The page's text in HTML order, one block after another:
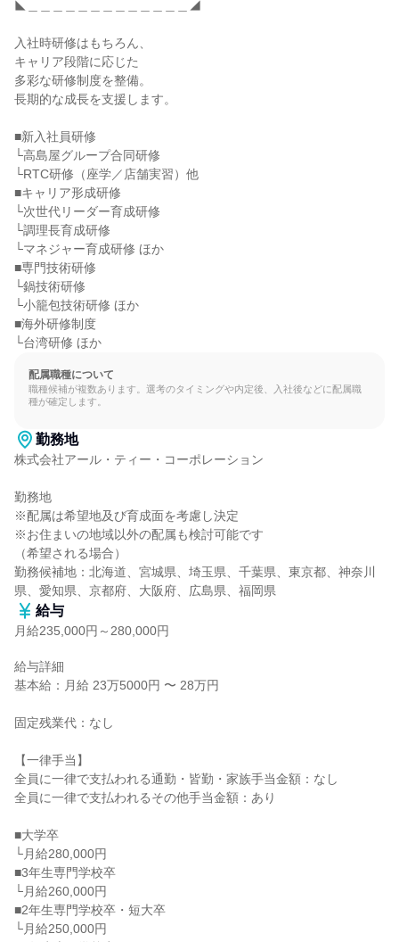
◣＿＿＿＿＿＿＿＿＿＿＿＿＿◢
入社時研修はもちろん、
キャリア段階に応じた
多彩な研修制度を整備。
長期的な成長を支援します。
■新入社員研修
└高島屋グループ合同研修
└RTC研修（座学／店舗実習）他
■キャリア形成研修
└次世代リーダー育成研修
└調理長育成研修
└マネジャー育成研修 ほか
■専門技術研修
└鍋技術研修
└小籠包技術研修 ほか
■海外研修制度
└台湾研修 ほか
配属職種について
職種候補が複数あります。選考のタイミングや内定後、入社後などに配属職
種が確定します。
勤務地
株式会社アール・ティー・コーポレーション
勤務地
※配属は希望地及び育成面を考慮し決定
※お住まいの地域以外の配属も検討可能です
（希望される場合）
勤務候補地：北海道、宮城県、埼玉県、千葉県、東京都、神奈川
県、愛知県、京都府、大阪府、広島県、福岡県
給与
月給235,000円～280,000円
給与詳細
基本給：月給 23万5000円 〜 28万円
固定残業代：なし
【一律手当】
全員に一律で支払われる通勤・皆勤・家族手当金額：なし
全員に一律で支払われるその他手当金額：あり
■大学卒
└月給280,000円
■3年生専門学校卒
└月給260,000円
■2年生専門学校卒・短大卒
└月給250,000円